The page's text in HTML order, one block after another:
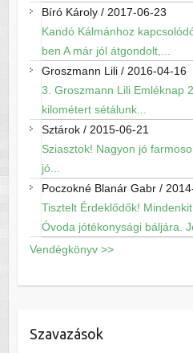
Bíró Károly/ 2017-06-23
Kandó Kálmánhoz
ben A már jól átgondolt,...
Groszmann Lili/ 2016-04-16
3. Groszmann Lili Emléknap
kilométert sétálunk...
Sztárok/ 2015-06-21
Sziasztok! Nagyon jó
jó...
Poczokné Blanár Gabr/
Tisztelt Érdeklődők!
Óvoda jótékonysági báljára.
Vendégkönyv >>
Szavazások